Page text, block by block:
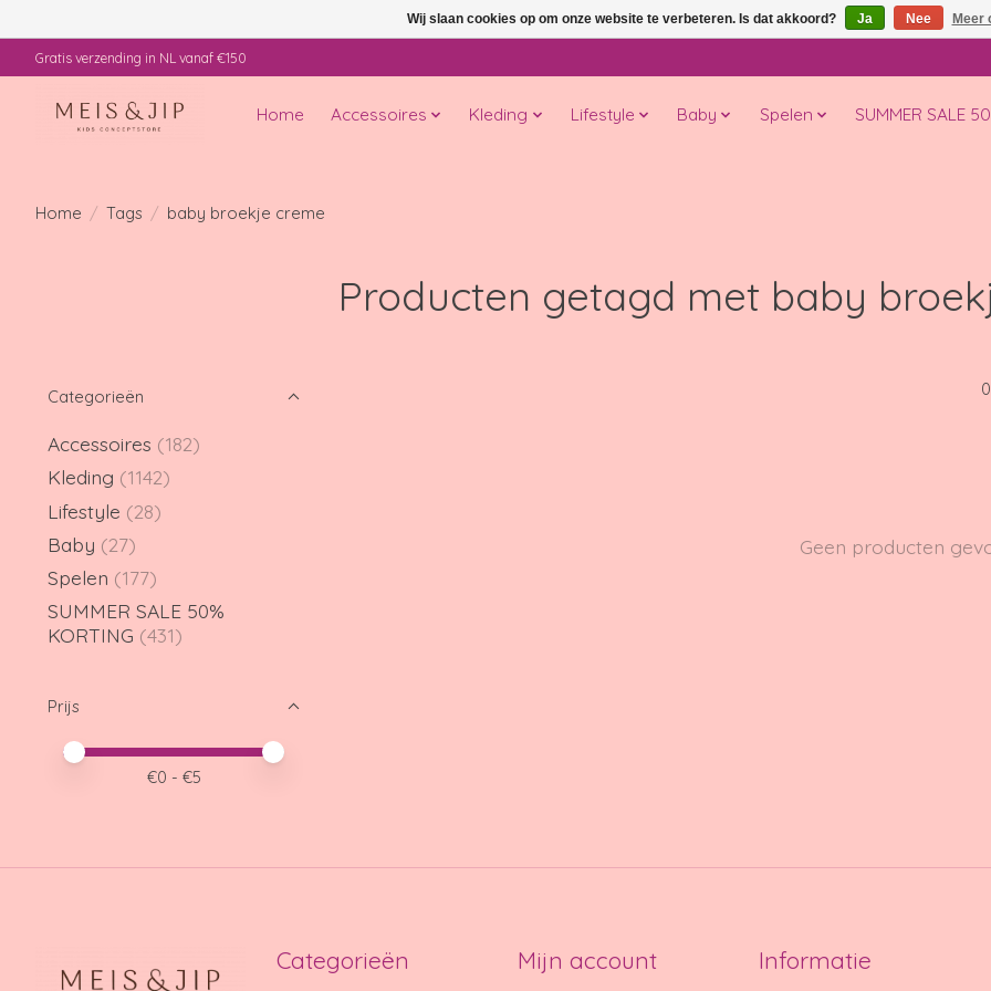
Gratis verzending in NL vanaf €150
Home Accessoires Kleding Lifestyle Baby Spelen SUMMER SALE
Home / Tags / baby broekje creme
Producten getagd met baby
Categorieën
Accessoires (182)
Kleding (1142)
Lifestyle (28)
Baby (27)
Spelen (177)
SUMMER SALE 50%
KORTING (431)
Prijs
Minimale prijswaarde
Price maximum value
€0 - €5
Geen producten
Categorieën Mijn account Informatie
Wij slaan cookies op om onze website te verbeteren. Is dat akkoord? Ja Nee Meer